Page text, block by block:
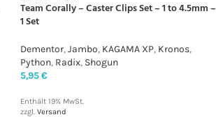
Team Corally – Caster Clips Set – 1 to 4.5mm –
1 Set
Dementor, Jambo, KAGAMA XP, Kronos,
Python, Radix, Shogun
5,95€
Enthält 19% MwSt.
zzgl. Versand